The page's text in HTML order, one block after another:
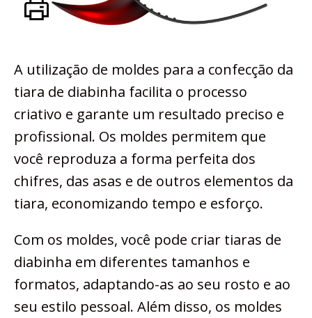
A utilização de moldes para a confecção da
tiara de diabinha facilita o processo
criativo e garante um resultado preciso e
profissional. Os moldes permitem que
você reproduza a forma perfeita dos
chifres, das asas e de outros elementos da
tiara, economizando tempo e esforço.
Com os moldes, você pode criar tiaras de
diabinha em diferentes tamanhos e
formatos, adaptando-as ao seu rosto e ao
seu estilo pessoal. Além disso, os moldes